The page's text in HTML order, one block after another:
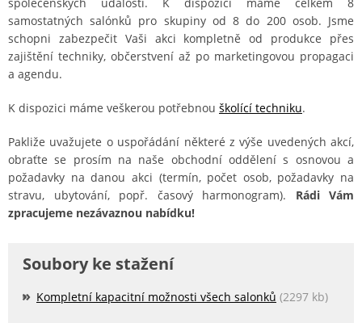
samostatných salónků pro skupiny od 8 do 200 osob. Jsme
schopni zabezpečit Vaši akci kompletně od produkce přes
zajištění techniky, občerstvení až po marketingovou propagaci
a agendu.
K dispozici máme veškerou potřebnou školící techniku.
Pakliže uvažujete o uspořádání některé z výše uvedených akcí,
obraťte se prosím na naše obchodní oddělení s osnovou a
požadavky na danou akci (termín, počet osob, požadavky na
stravu, ubytování, popř. časový harmonogram). Rádi Vám
zpracujeme nezávaznou nabídku!
Soubory ke stažení
Kompletní kapacitní možnosti všech salonků (2297 kb)